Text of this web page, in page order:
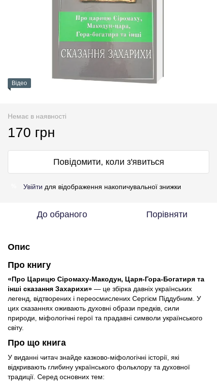
Відео
Немає в наявності
170 грн
Повідомити, коли з'явиться
Увійти для відображення накопичувальної знижки
До обраного Порівняти
Опис
Про книгу
«Про Царицю Сіромаху-Макодун, Царя-Гора-Богатиря та
інші сказання Захарихи» — це збірка давніх українських
легенд, відтворених і переосмислених Сергієм Піддубним. У
цих сказаннях оживають духовні образи предків, сили
природи, міфологічні герої та прадавні символи українського
світу.
Про що книга
У виданні читач знайде казково-міфологічні історії, які
відкривають глибину українського фольклору та духовної
традиції. Серед основних тем: